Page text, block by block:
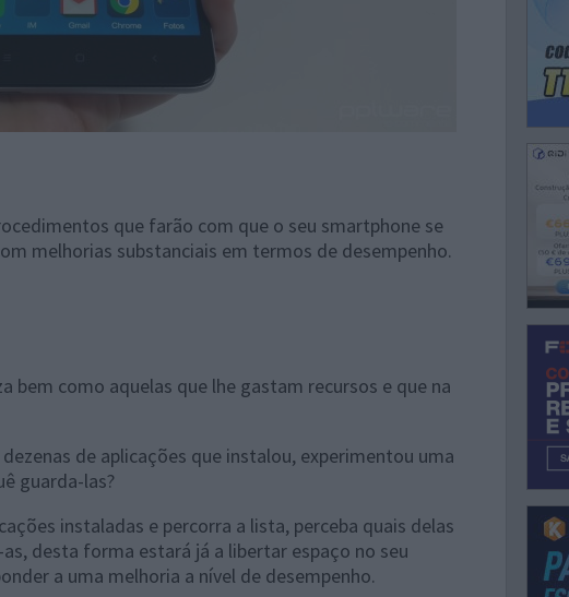
que farão com que o seu smartphone se
melhorias substanciais em termos de desempenho.
bem como aquelas que lhe gastam recursos e que na
de aplicações que instalou, experimentou uma
guarda-las?
instaladas e percorra a lista, perceba quais delas
desta forma estará já a libertar espaço no seu
a uma melhoria a nível de desempenho.